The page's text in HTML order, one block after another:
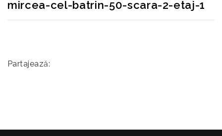
mircea-cel-batrin-50-scara-2-etaj-1
Partajează: